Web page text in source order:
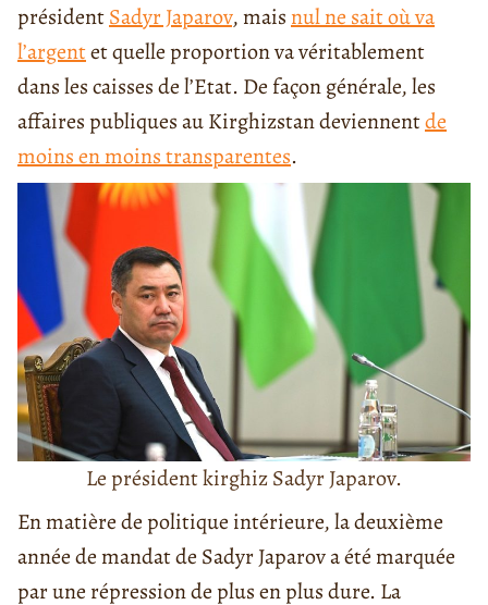
présidentSadyr Japarov, maisnul ne sait où va
l’argentet quelle proportion va véritablement
dans les caisses de l’Etat. De façon générale, les
affaires publiques au Kirghizstan deviennentde
moins en moins transparentes.
Le président kirghiz Sadyr Japarov.
En matière de politique intérieure, la deuxième
année de mandat de Sadyr Japarov a été marquée
par une répression de plus en plus dure. La